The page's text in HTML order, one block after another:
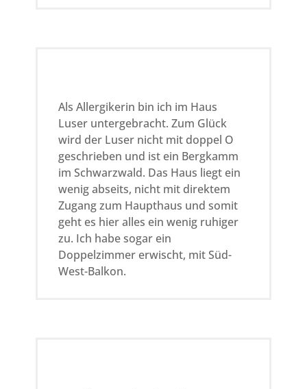
Als Allergikerin bin ich im Haus
Luser untergebracht. Zum Glück
wird der Luser nicht mit doppel O
geschrieben und ist ein Bergkamm
im Schwarzwald. Das Haus liegt ein
wenig abseits, nicht mit direktem
Zugang zum Haupthaus und somit
geht es hier alles ein wenig ruhiger
zu. Ich habe sogar ein
Doppelzimmer erwischt, mit Süd-
West-Balkon.